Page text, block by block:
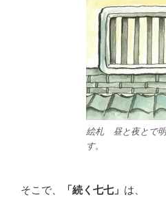
絵札 昼と夜とで
す。
そこで、 「続く七七」 は、